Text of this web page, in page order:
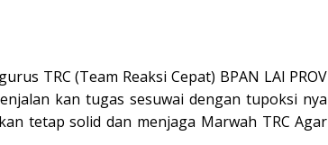
TRC (Team Reaksi Cepat) BPAN LAI PROV
kan tugas sesuwai dengan tupoksi nya
tetap solid dan menjaga Marwah TRC Agar